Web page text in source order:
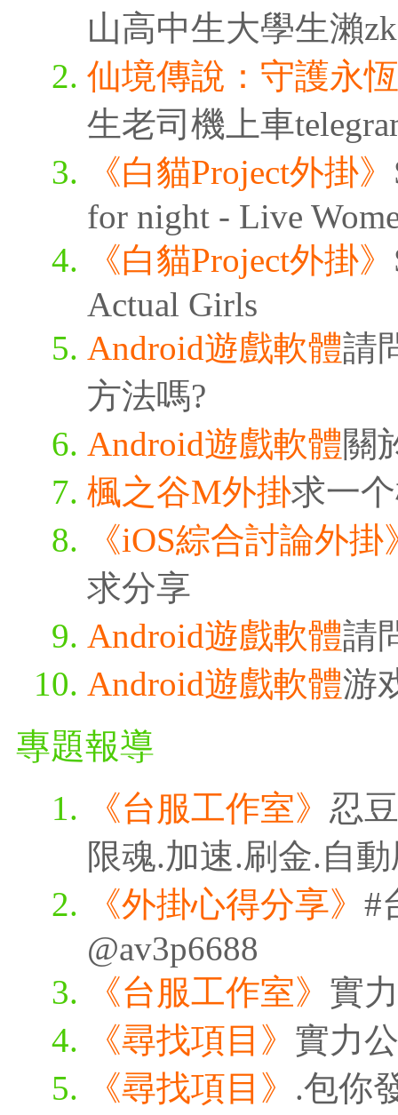
山高中生大學生瀨
仙境傳說：守護永
生老司機上車
《白貓Project外掛》
for night - Live
《白貓Project外掛》
Actual Girls
Android遊戲軟體請
方法嗎?
Android遊戲軟體關
楓之谷M外掛求一
《iOS綜合討論外掛
求分享
Android遊戲軟體請
Android遊戲軟體游
專題報導
《台服工作室》 忍
限魂.加速.刷金.自
《外掛心得分享》 #
@av3p6688
《台服工作室》 實
《尋找項目》 實力
《尋找項目》 .包你